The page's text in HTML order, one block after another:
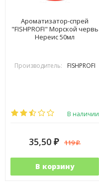
Ароматизатор-спрей
"FISHPROFI" Морской червь
Нереис 50мл
Производитель: FISHPROFI
В наличии
35,50 ₽ 119₽
В корзину